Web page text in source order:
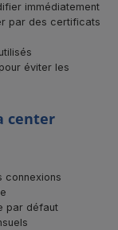
immédiatement
par des certificats
éviter les
center
connexions
par défaut